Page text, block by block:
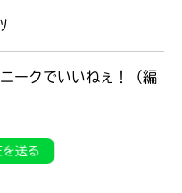
みんなとおしゃべり
ークでいいねぇ！（編